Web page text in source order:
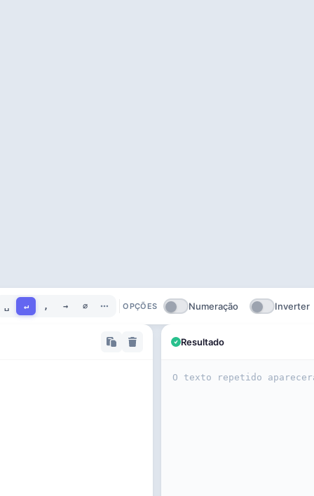
␣ ↵ , → ∅ OPÇÕES Numeração Inverter
Resultado